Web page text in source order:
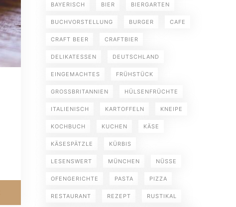
BAYERISCH BIER BIERGARTEN
BUCHVORSTELLUNG BURGER CAFE
CRAFT BEER CRAFTBIER
DELIKATESSEN DEUTSCHLAND
EINGEMACHTES FRÜHSTÜCK
GROSSBRITANNIEN HÜLSENFRÜCHTE
ITALIENISCH KARTOFFELN KNEIPE
KOCHBUCH KUCHEN KÄSE
KÄSESPÄTZLE KÜRBIS
LESENSWERT MÜNCHEN NÜSSE
OFENGERICHTE PASTA PIZZA
RESTAURANT REZEPT RUSTIKAL